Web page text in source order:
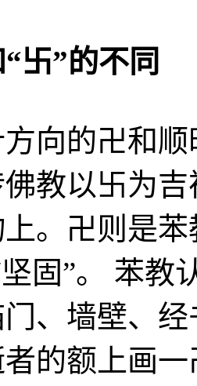
卐”的不同
的卍和顺
教以卐为
。卍则是
固”。 苯教
、墙壁、
的额上画